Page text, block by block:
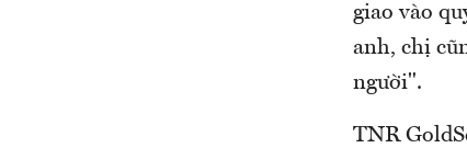
giao vào
anh, chị
người".
TNR